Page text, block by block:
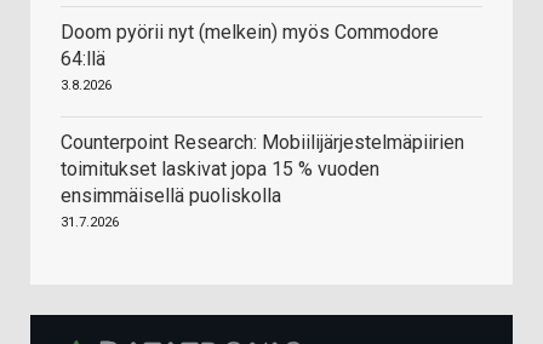
Doom pyörii nyt (melkein) myös Commodore
64:llä
3.8.2026
Counterpoint Research: Mobiilijärjestelmäpiirien
toimitukset laskivat jopa 15 % vuoden
ensimmäisellä puoliskolla
31.7.2026